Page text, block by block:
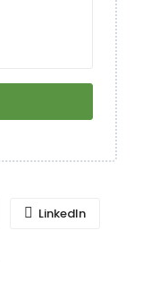
LinkedIn